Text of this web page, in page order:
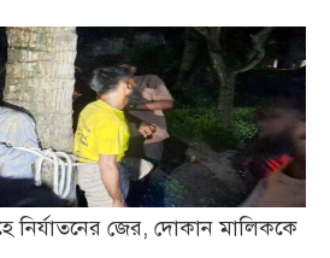
নির্যাতনের জের, দোকান মালিককে